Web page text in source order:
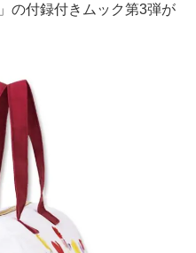
の付録付きムック第3弾が